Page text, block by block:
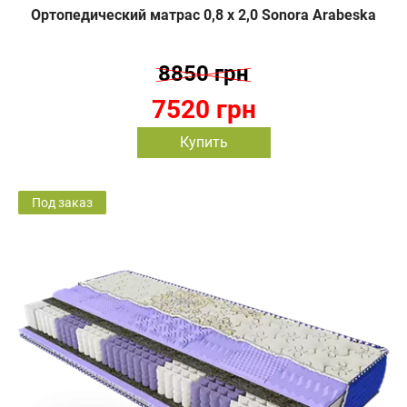
Ортопедический матрас 0,8 х 2,0 Sonora Arabeska
7520 грн
8850 грн
Купить
Под заказ